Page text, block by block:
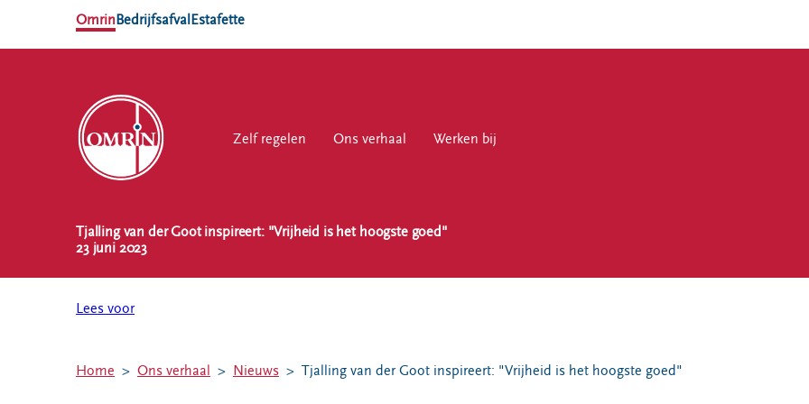
OmrinBedrijfsafval Estafette
Zelf regelen Ons verhaal Werken bij
Zelf regelen Ons verhaal Werken bij
EN
Zelf regelen
Afvalkalender
Afval scheiden
Omrin
Contact
Klantenservice
SYP
Tjalling van der Goot inspireert: "Vrijheid is het hoogste goed"
23 juni 2023
Lees voor
Home Ons verhaal Nieuws Tjalling van der Goot inspireert: "Vrijheid is het hoogste goed"